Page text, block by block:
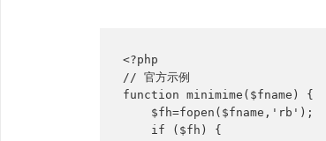
<?php
// 官方示例
function minimime($fname) {
    $fh=fopen($fname,'rb');
    if ($fh) {